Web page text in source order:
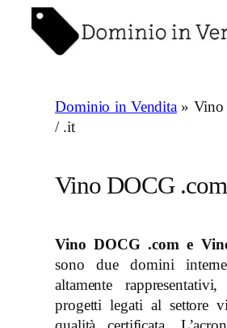
contenuto
Dominio in Vendita » Vino
/ .it
Vino DOCG
Vino DOCG .com e
sono due domini
altamente
progetti legati al settore